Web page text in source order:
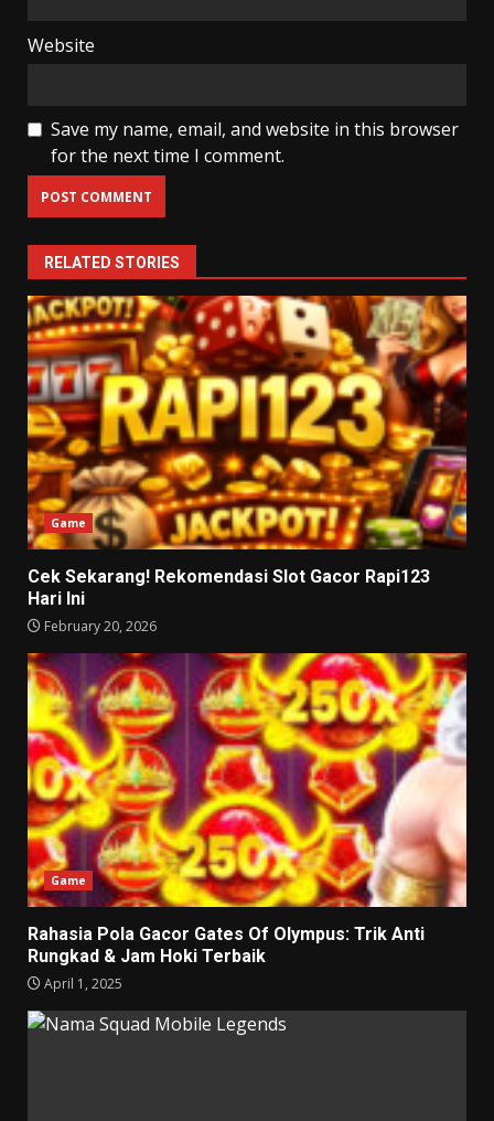
Website
Save my name, email, and website in this browser
for the next time I comment.
RELATED STORIES
Game
Cek Sekarang! Rekomendasi Slot Gacor Rapi123
Hari Ini
February 20, 2026
Game
Rahasia Pola Gacor Gates Of Olympus: Trik Anti
Rungkad & Jam Hoki Terbaik
April 1, 2025